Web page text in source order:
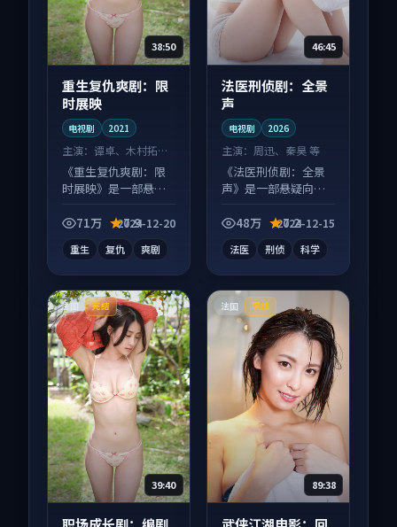
38:50
重生复仇爽剧：限
时展映
电视剧 2021
主演： 谭卓、木村拓哉
等
《重生复仇爽剧：限
时展映》是一部悬疑
紧凑信息量大，适合
71万 7.9
2024-12-20
重生 复仇 爽剧
46:45
法医刑侦剧：全景
声
电视剧 2026
主演： 周迅、秦昊 等
《法医刑侦剧：全景
声》是一部悬疑向电
度高，适合配弹幕观
48万 7.2
2024-12-15
法医 刑侦 科学
法国 完结
39:40
法国 院线
89:38